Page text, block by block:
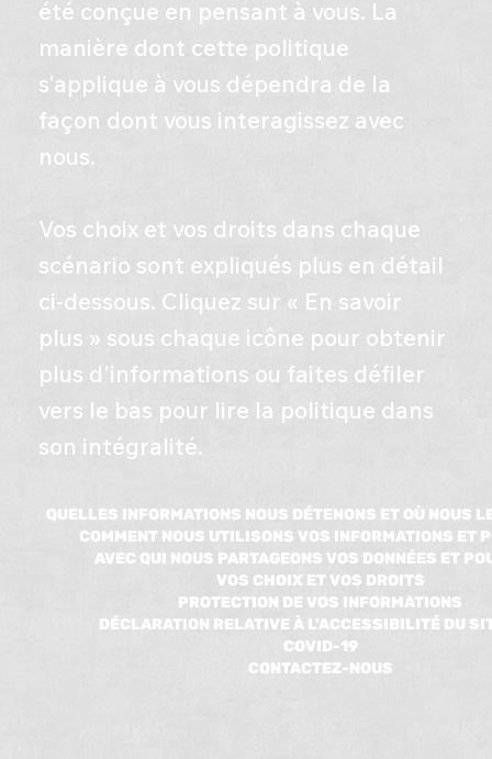
été conçue en pensant à vous. La
manière dont cette politique
s'applique à vous dépendra de la
façon dont vous interagissez avec
nous.
​Vos choix et vos droits dans chaque
scénario sont expliqués plus en détail
ci-dessous. Cliquez sur « En savoir
plus » sous chaque icône pour obtenir
plus d'informations ou faites défiler
vers le bas pour lire la politique dans
son intégralité.
QUELLES INFORMATIONS NOUS DÉTENONS ET OÙ NOUS
COMMENT NOUS UTILISONS VOS INFORMATIONS ET
AVEC QUI NOUS PARTAGEONS VOS DONNÉES ET
VOS CHOIX ET VOS DROITS
PROTECTION DE VOS INFORMATIONS
DÉCLARATION RELATIVE À L'ACCESSIBILITÉ DU
COVID-19
CONTACTEZ-NOUS